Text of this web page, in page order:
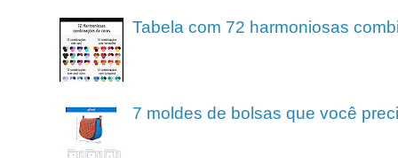
Tabela com 72 harmoniosas
7 moldes de bolsas que você